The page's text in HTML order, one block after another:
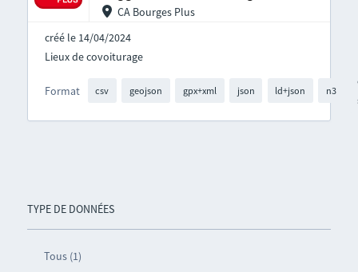
TYPE DE DONNÉES
Tous (1)
CA Bourges Plus
créé le 14/04/2024
Format csv geojson gpx+xml json ld+json n3
Lieux de covoiturage